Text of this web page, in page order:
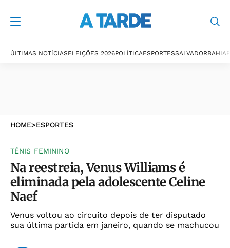
ÚLTIMAS NOTÍCIASELEIÇÕES 2026POLÍTICAESPORTESSALVADORBAHIA
HOME>ESPORTES
TÊNIS FEMININO
Na reestreia, Venus Williams é
eliminada pela adolescente Celine
Naef
Venus voltou ao circuito depois de ter disputado
sua última partida em janeiro, quando se machucou